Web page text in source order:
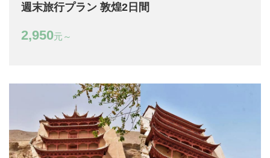
週末旅行プラン 敦煌2日間
2,950元～